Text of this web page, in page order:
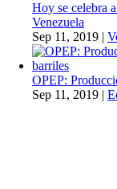
Hoy se celebra
Venezuela
Sep 11, 2019 |
OPEP:
Sep 11, 2019 |